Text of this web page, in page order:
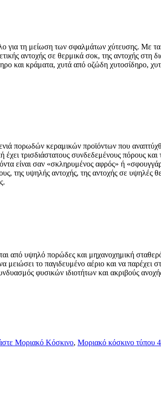
για τη μείωση των σφαλμάτων χύτευσης. Με τα
αντοχής σε θερμικά σοκ, της αντοχής στη
και κράματα, χυτά από οζώδη χυτοσίδηρο,
πορωδών κεραμικών προϊόντων που
τρισδιάστατους συνδεδεμένους πόρους και
είναι σαν «σκληρυμένος αφρός» ή
της υψηλής αντοχής, της αντοχής σε υψηλές
από υψηλό πορώδες και μηχανοχημική
το παγιδευμένο αέριο και να παρέχει
φυσικών ιδιοτήτων και ακριβούς
Μοριακό Κόσκινο, Μοριακό κόσκινο τύπου